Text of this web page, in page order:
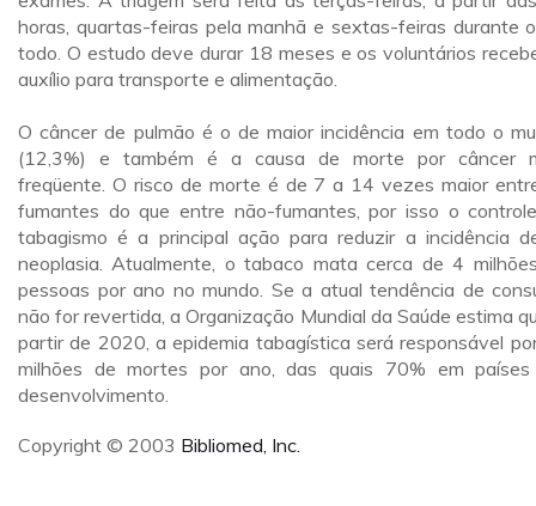
horas, quartas-feiras pela manhã e sextas-feiras durante
todo. O estudo deve durar 18 meses e os voluntários
auxílio para transporte e alimentação.
O câncer de pulmão é o de maior incidência em todo o
(12,3%) e também é a causa de morte por câncer
freqüente. O risco de morte é de 7 a 14 vezes maior
fumantes do que entre não-fumantes, por isso o
tabagismo é a principal ação para reduzir a incidência
neoplasia. Atualmente, o tabaco mata cerca de 4
pessoas por ano no mundo. Se a atual tendência de
não for revertida, a Organização Mundial da Saúde estima
partir de 2020, a epidemia tabagística será responsável
milhões de mortes por ano, das quais 70% em
desenvolvimento.
Copyright © 2003 Bibliomed, Inc.